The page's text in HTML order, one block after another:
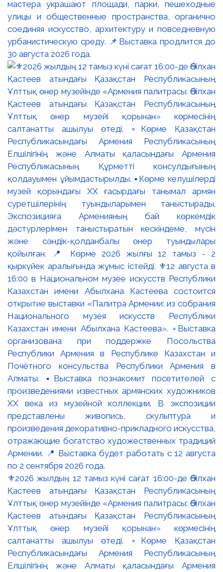
мастера украшают площади, парки, пешеходные
улицы и общественные пространства, органично
соединяя искусство, архитектуру и повседневную
урбанистическую среду. 📌Выставка продлится до
30 августа 2026 года.
⚜️2026 жылдың 12 тамыз күні сағат 16:00-де Әбілхан
Қастеев атындағы Қазақстан Республикасының
Ұлттық өнер музейінде «Армения палитрасы: Әбілхан
Қастеев атындағы Қазақстан Республикасының
Ұлттық өнер музейі қорынан» көрмесінің
салтанатты ашылуы өтеді. ▫️Көрме Қазақстан
Республикасындағы Армения Республикасының
Елшілігінің және Алматы қаласындағы Армения